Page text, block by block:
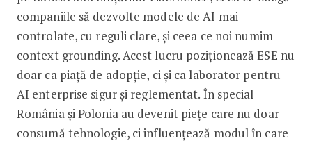
companiile să dezvolte modele de AI mai
controlate, cu reguli clare, și ceea ce noi numim
context grounding. Acest lucru poziționează ESE nu
doar ca piață de adopție, ci și ca laborator pentru
AI enterprise sigur și reglementat. În special
România și Polonia au devenit piețe care nu doar
consumă tehnologie, ci influențează modul în care